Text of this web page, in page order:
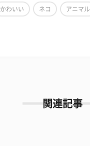
かわいい ネコ アニマル
関連記事